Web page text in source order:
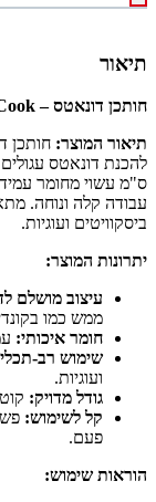
תיאור
חותכן דונאטס – Captain Cook
תיאור המוצר:
ס"מ עשוי מחומר
עבודה קלה ונוחה.
ביסקוויטים ועוגיות.
יתרונות המוצר:
עיצוב מושלם
ממש כמו
חומר איכותי:
שימוש רב-
ועוגיות.
גודל מדויק: קוטר של 8.5 ס"מ
קל לשימוש:
פעם.
הוראות שימוש: